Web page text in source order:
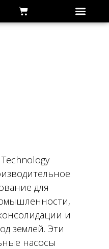
для
и
землей. Эти
насосы